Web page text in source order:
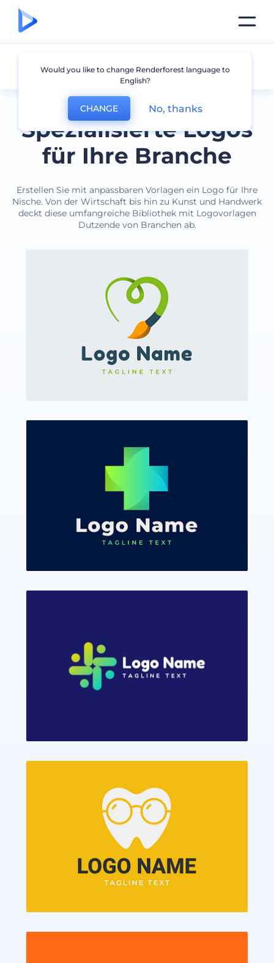
Spezialisierte Logos
für Ihre Branche
Erstellen Sie mit anpassbaren Vorlagen ein Logo für Ihre
Nische. Von der Wirtschaft bis hin zu Kunst und Handwerk
deckt diese umfangreiche Bibliothek mit Logovorlagen
Dutzende von Branchen ab.
Branche
Would you like to change Renderforest language to
English?
CHANGE No, thanks